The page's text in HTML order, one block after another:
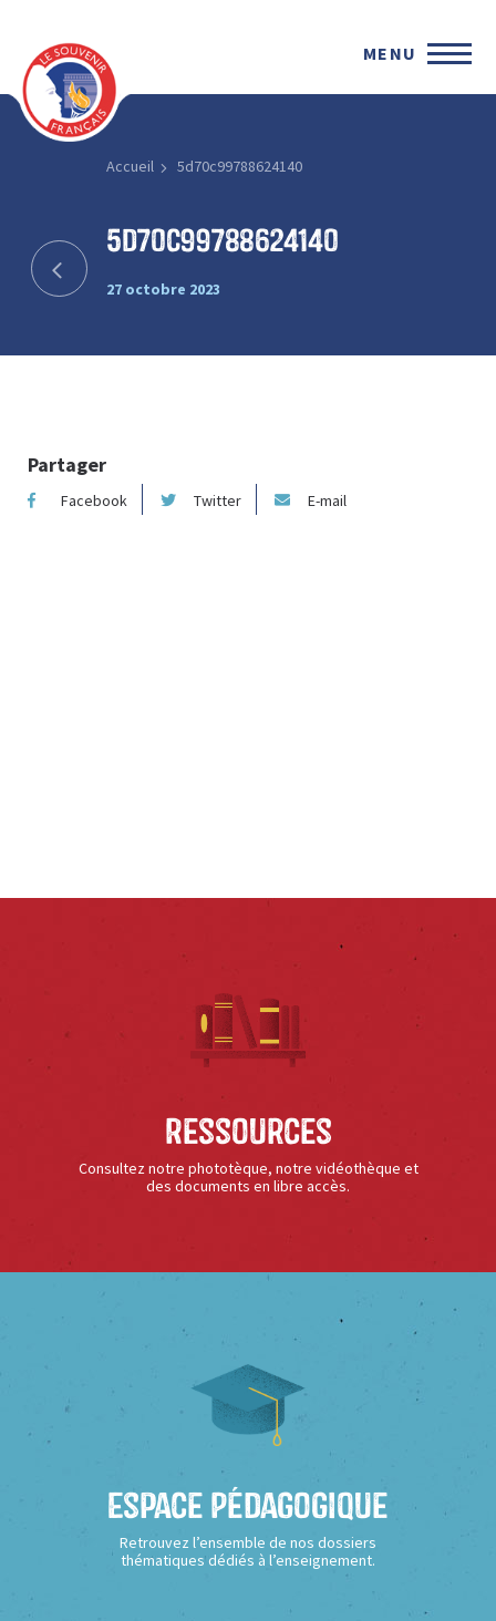
MENU
Accueil 5d70c99788624140
5d70c99788624140
27 octobre 2023
Partager
Facebook Twitter E-mail
Ressources
Consultez notre phototèque, notre vidéothèque et
des documents en libre accès.
Espace Pédagogique
Retrouvez l’ensemble de nos dossiers
thématiques dédiés à l’enseignement.